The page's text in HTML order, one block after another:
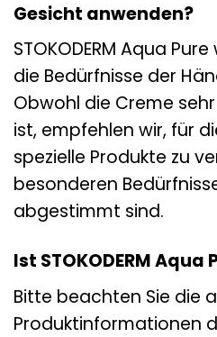
Gesicht anwenden?
STOKODERM Aqua
die Bedürfnisse der
Obwohl die Creme
ist, empfehlen wir, für
spezielle Produkte zu
besonderen
abgestimmt sind.
Ist STOKODERM Aqua
Bitte beachten Sie die
Produktinformationen